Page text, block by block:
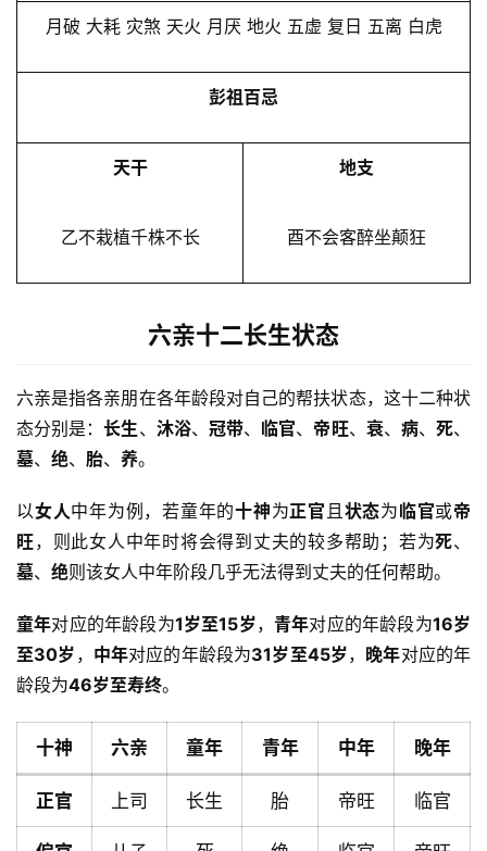
月破 大耗 灾煞 天火 月厌 地火 五虚 复日 五离 白虎
彭祖百忌
天干
乙不栽植千株不长
地支
酉不会客醉坐颠狂
六亲十二长生状态
六亲是指各亲朋在各年龄段对自己的帮扶状态，这十二种状
态分别是：长生、 沐浴、 冠带、 临官、 帝旺、 衰、 病、死、
墓、 绝、 胎、 养。
以女人中年为例，若童年的十神为正官且状态为临官或帝
旺，则此女人中年时将会得到丈夫的较多帮助；若为死、
墓、 绝则该女人中年阶段几乎无法得到丈夫的任何帮助。
童年对应的年龄段为1岁至15岁，青年对应的年龄段为16岁
至30岁 ， 中年对应的年龄段为31岁至45岁， 晚年对应的年
龄段为46岁至寿终。
十神 六亲 童年 青年 中年 晚年
正官 上司 长生 胎 帝旺 临官